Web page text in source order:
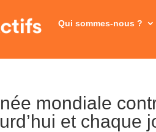
Qui sommes-nous ?
mondiale
et chaque